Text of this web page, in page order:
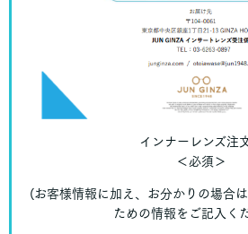
インナーレンズ注
＜必須＞
(お客様情報に加え、お分かりの場合
ための情報をご記入く